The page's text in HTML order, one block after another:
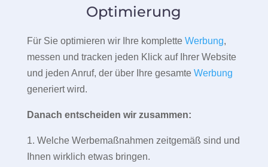
Optimierung
Für Sie optimieren wir Ihre komplette Werbung,
messen und tracken jeden Klick auf Ihrer Website
und jeden Anruf, der über Ihre gesamte Werbung
generiert wird.
Danach entscheiden wir zusammen:
1. Welche Werbemaßnahmen zeitgemäß sind und
Ihnen wirklich etwas bringen.